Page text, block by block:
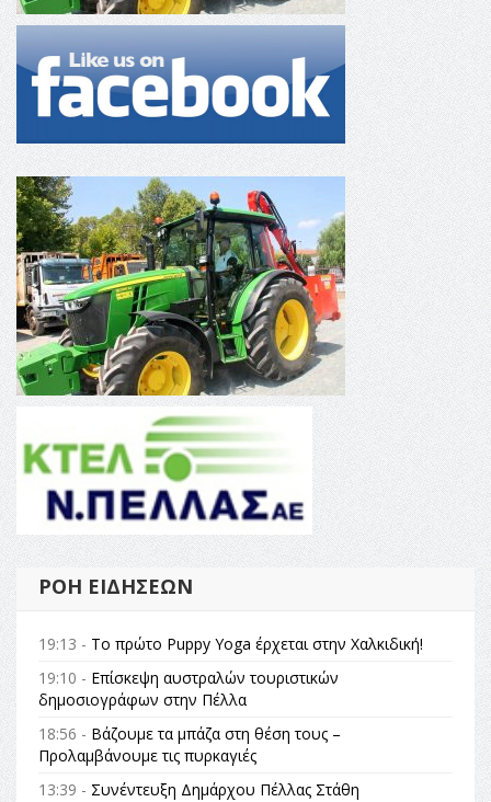
ΡΟΉ ΕΙΔΉΣΕΩΝ
19:13 - Το πρώτο Puppy Yoga έρχεται στην Χαλκιδική!
19:10 - Επίσκεψη αυστραλών τουριστικών
δημοσιογράφων στην Πέλλα
18:56 - Βάζουμε τα μπάζα στη θέση τους –
Προλαμβάνουμε τις πυρκαγιές
13:39 - Συνέντευξη Δημάρχου Πέλλας Στάθη